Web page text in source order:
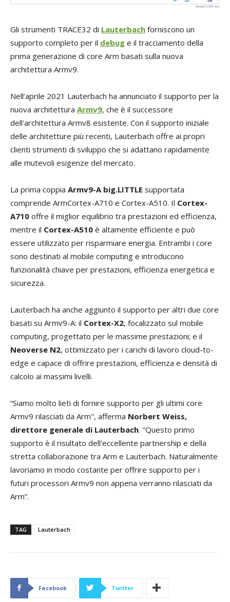
Gli strumenti TRACE32 di Lauterbach forniscono un
supporto completo per il debug e il tracciamento della
prima generazione di core Arm basati sulla nuova
architettura Armv9.
Nell’aprile 2021 Lauterbach ha annunciato il supporto per la
nuova architettura Armv9, che è il successore
dell'architettura Armv8 esistente. Con il supporto iniziale
delle architetture più recenti, Lauterbach offre ai propri
clienti strumenti di sviluppo che si adattano rapidamente
alle mutevoli esigenze del mercato.
La prima coppia Armv9-A big.LITTLE supportata
comprende ArmCortex-A710 e Cortex-A510. Il Cortex-
A710 offre il miglior equilibrio tra prestazioni ed efficienza,
mentre il Cortex-A510 è altamente efficiente e può
essere utilizzato per risparmiare energia. Entrambi i core
sono destinati al mobile computing e introducono
funzionalità chiave per prestazioni, efficienza energetica e
sicurezza.
Lauterbach ha anche aggiunto il supporto per altri due core
basati su Armv9-A: il Cortex-X2, focalizzato sul mobile
computing, progettato per le massime prestazioni; e il
Neoverse N2, ottimizzato per i carichi di lavoro cloud-to-
edge e capace di offrire prestazioni, efficienza e densità di
calcolo ai massimi livelli.
“Siamo molto lieti di fornire supporto per gli ultimi core
Armv9 rilasciati da Arm", afferma Norbert Weiss,
direttore generale di Lauterbach. "Questo primo
supporto è il risultato dell'eccellente partnership e della
stretta collaborazione tra Arm e Lauterbach. Naturalmente
lavoriamo in modo costante per offrire supporto per i
futuri processori Armv9 non appena verranno rilasciati da
Arm”.
TAG Lauterbach
Facebook Twitter